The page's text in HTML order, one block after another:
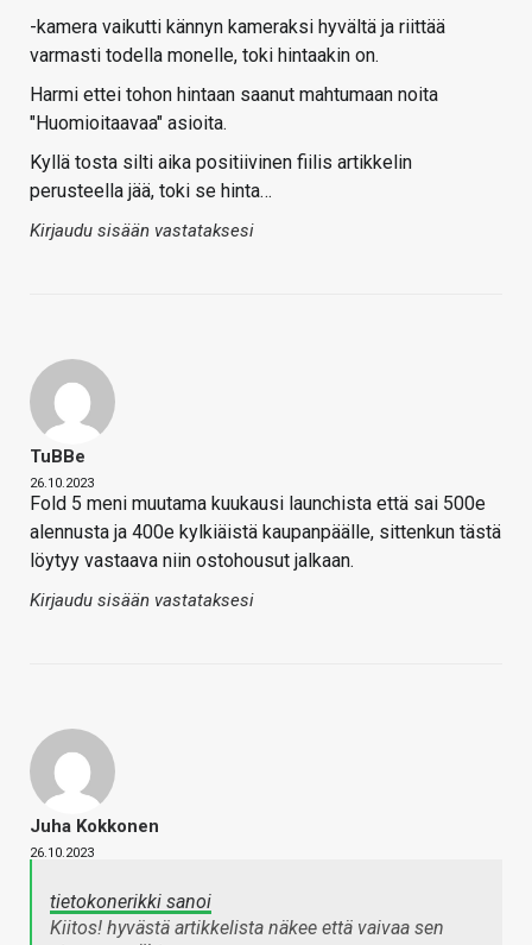
-kamera vaikutti kännyn kameraksi hyvältä ja riittää
varmasti todella monelle, toki hintaakin on.
Harmi ettei tohon hintaan saanut mahtumaan noita
"Huomioitaavaa" asioita.
Kyllä tosta silti aika positiivinen fiilis artikkelin
perusteella jää, toki se hinta…
Kirjaudu sisään vastataksesi
TuBBe
26.10.2023
Fold 5 meni muutama kuukausi launchista että sai 500e
alennusta ja 400e kylkiäistä kaupanpäälle, sittenkun tästä
löytyy vastaava niin ostohousut jalkaan.
Kirjaudu sisään vastataksesi
Juha Kokkonen
26.10.2023
tietokonerikki sanoi
Kiitos! hyvästä artikkelista näkee että vaivaa sen